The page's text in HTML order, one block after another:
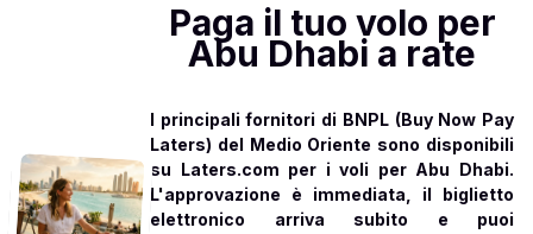
Paga il tuo volo per
Abu Dhabi a rate
I principali fornitori di BNPL (Buy Now Pay
Laters) del Medio Oriente sono disponibili
su Laters.com per i voli per Abu Dhabi.
L'approvazione è immediata, il biglietto
elettronico arriva subito e puoi